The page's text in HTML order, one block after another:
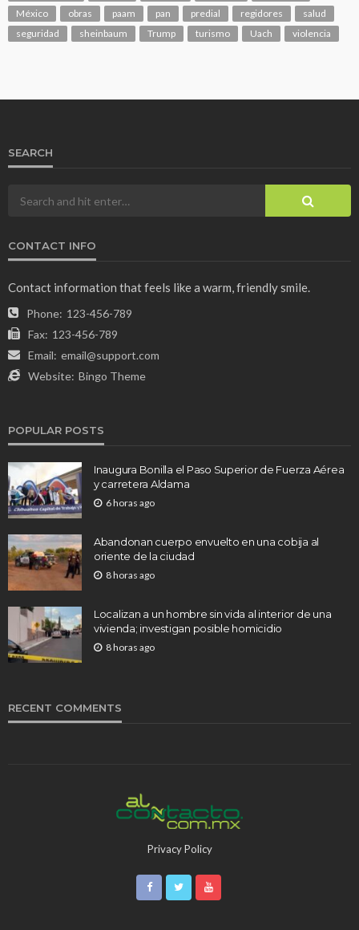
México
obras paam pan predial regidores
salud
seguridad
sheinbaum Trump turismo Uach violencia
SEARCH
CONTACT INFO
Contact information that feels like a warm, friendly smile.
Phone: 123-456-789
Fax: 123-456-789
Email: email@support.com
Website: Bingo Theme
POPULAR POSTS
Inaugura Bonilla el Paso Superior de Fuerza Aérea
y carretera Aldama
6 horas ago
Abandonan cuerpo envuelto en una cobija al
oriente de la ciudad
8 horas ago
Localizan a un hombre sin vida al interior de una
vivienda; investigan posible homicidio
8 horas ago
RECENT COMMENTS
Privacy Policy